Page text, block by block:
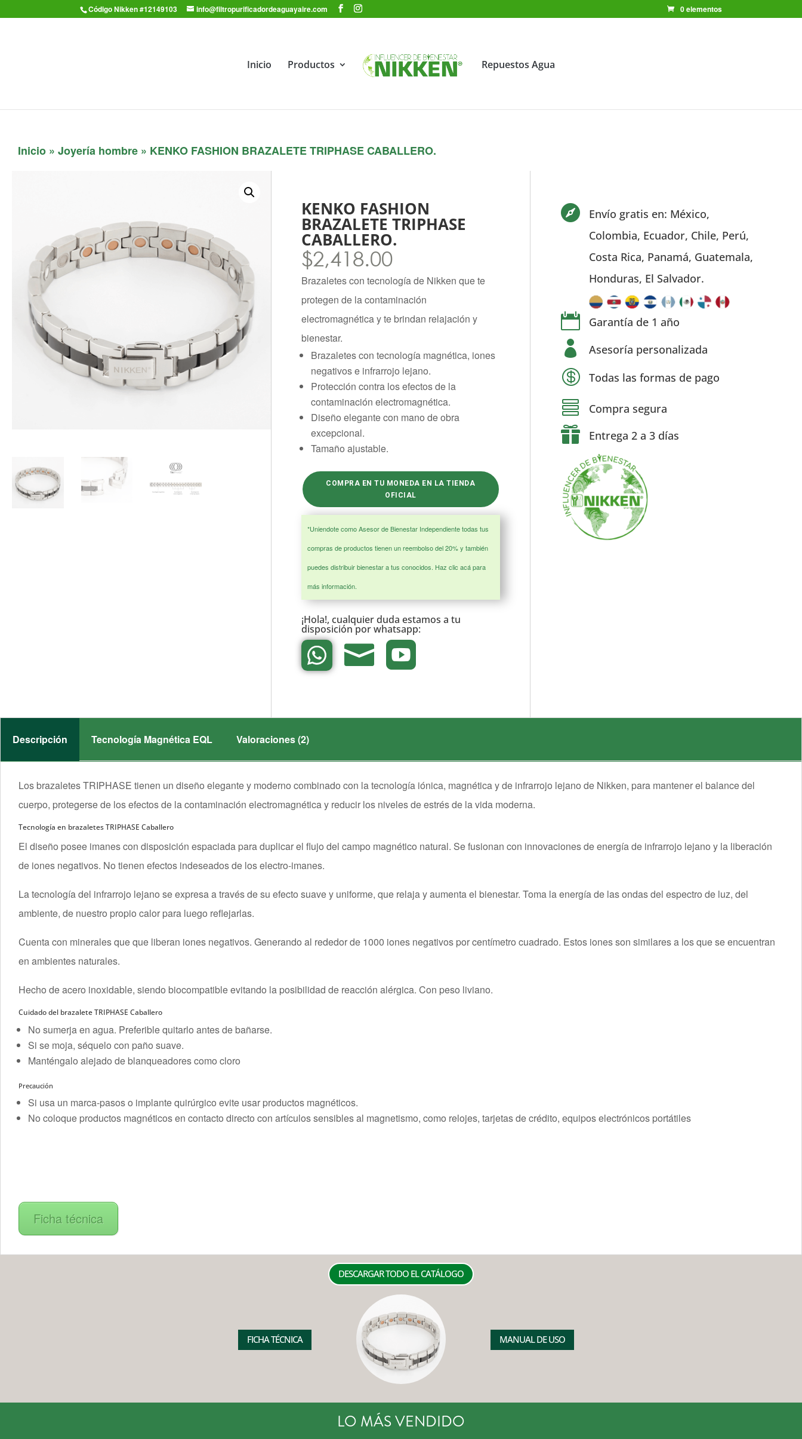
Código Nikken #12149103 info@filtropurificadordeaguayaire.com 0 elementos
Inicio Productos Repuestos Agua
Inicio » Joyería hombre » KENKO FASHION BRAZALETE TRIPHASE CABALLERO.
KENKO FASHION
BRAZALETE TRIPHASE
CABALLERO.
$2,418.00
Brazaletes con tecnología de Nikken que te
protegen de la contaminación
electromagnética y te brindan relajación y
bienestar.
Brazaletes con tecnología magnética, iones
negativos e infrarrojo lejano.
Protección contra los efectos de la
contaminación electromagnética.
Diseño elegante con mano de obra
excepcional.
Tamaño ajustable.
COMPRA EN TU MONEDA EN LA TIENDA
OFICIAL
*Uniendote como Asesor de Bienestar Independiente todas tus
compras de productos tienen un reembolso del 20% y también
puedes distribuir bienestar a tus conocidos. Haz clic acá para
más información.
¡Hola!, cualquier duda estamos a tu
disposición porwhatsapp:
 

Envío gratis en: México,
Colombia, Ecuador, Chile, Perú,
Costa Rica, Panamá, Guatemala,
Honduras, El Salvador.
 Garantía de 1 año
 Asesoría personalizada
 Todas las formas de pago
 Compra segura
 Entrega 2 a 3 días
Descripción Tecnología Magnética EQL Valoraciones (2)
Los brazaletes TRIPHASE tienen un diseño elegante y moderno combinado con la tecnología iónica, magnética y de infrarrojo lejano de Nikken, para mantener el balance del
cuerpo, protegerse de los efectos de la contaminación electromagnética y reducir los niveles de estrés de la vida moderna.
Tecnología en brazaletes TRIPHASE Caballero
El diseño posee imanes con disposición espaciada para duplicar el flujo del campo magnético natural. Se fusionan con innovaciones de energía de infrarrojo lejano y la liberación
de iones negativos. No tienen efectos indeseados de los electro-imanes.
La tecnología del infrarrojo lejano se expresa a través de su efecto suave y uniforme, que relaja y aumenta el bienestar. Toma la energía de las ondas del espectro de luz, del
ambiente, de nuestro propio calor para luego reflejarlas.
Cuenta con minerales que que liberan iones negativos. Generando al rededor de 1000 iones negativos por centímetro cuadrado. Estos iones son similares a los que se encuentran
en ambientes naturales.
Hecho de acero inoxidable, siendo biocompatible evitando la posibilidad de reacción alérgica. Con peso liviano.
Cuidado del brazalete TRIPHASE Caballero
No sumerja en agua. Preferible quitarlo antes de bañarse.
Si se moja, séquelo con paño suave.
Manténgalo alejado de blanqueadores como cloro
Precaución
Si usa un marca-pasos o implante quirúrgico evite usar productos magnéticos.
No coloque productos magnéticos en contacto directo con artículos sensibles al magnetismo, como relojes, tarjetas de crédito, equipos electrónicos portátiles
Ficha técnica
DESCARGAR TODO EL CATÁLOGO
FICHA TÉCNICA MANUAL DE USO
LO MÁS VENDIDO